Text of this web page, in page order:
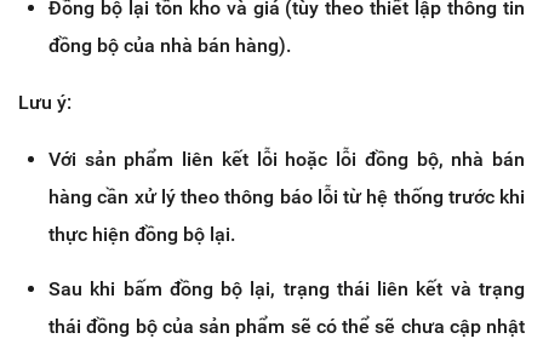
Đồng bộ lại tồn kho và giá (tùy theo thiết lập thông tin
đồng bộ của nhà bán hàng).
Lưu ý:
Với sản phẩm liên kết lỗi hoặc lỗi đồng bộ, nhà bán
hàng cần xử lý theo thông báo lỗi từ hệ thống trước khi
thực hiện đồng bộ lại.
Sau khi bấm đồng bộ lại, trạng thái liên kết và trạng
thái đồng bộ của sản phẩm sẽ có thể sẽ chưa cập nhật